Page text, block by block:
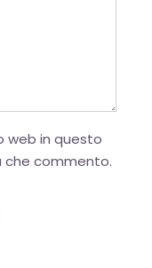
web in questo
che commento.